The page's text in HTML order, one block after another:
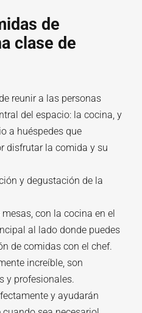
de
clase de
reunir a las personas
del espacio: la cocina, y
a huéspedes que
disfrutar la comida y su
y degustación de la
con la cocina en el
al lado donde puedes
de comidas con el chef.
increíble, son
y profesionales.
y ayudarán